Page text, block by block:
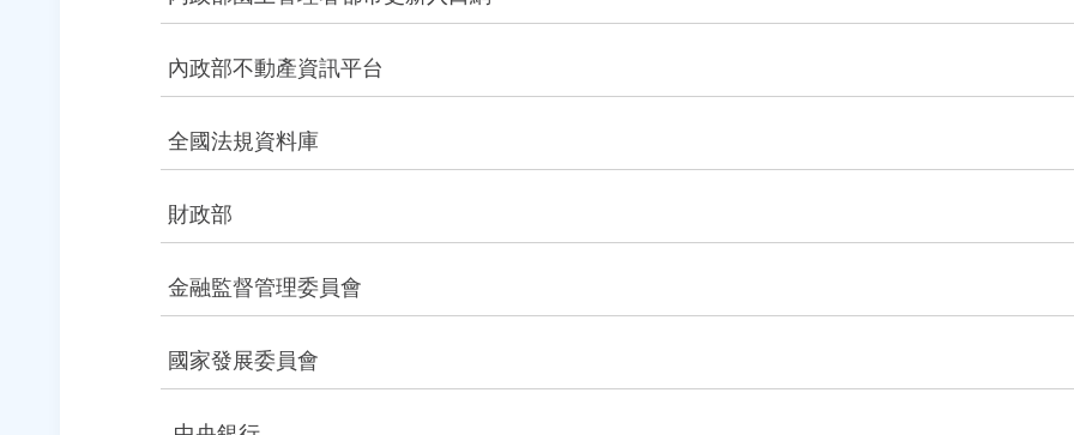
內政部不動產資訊平台
全國法規資料庫
財政部
金融監督管理委員會
國家發展委員會